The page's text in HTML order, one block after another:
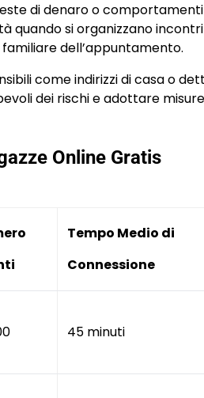
di denaro o
quando si organizzano incontri
dell’appuntamento.
come indirizzi di casa o
dei rischi e adottare
Online Gratis
Tempo Medio di
Connessione
45 minuti